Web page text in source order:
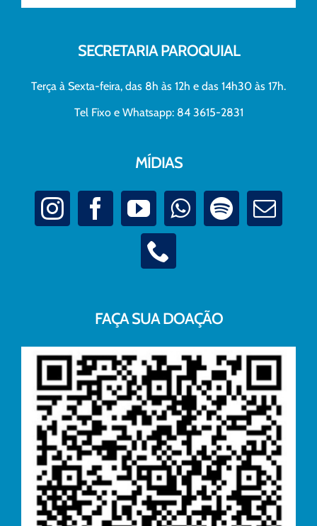
SECRETARIA PAROQUIAL
Terça à Sexta-feira, das 8h às 12h e das 14h30 às 17h.
Tel Fixo e Whatsapp: 84 3615-2831
MÍDIAS
FAÇA SUA DOAÇÃO